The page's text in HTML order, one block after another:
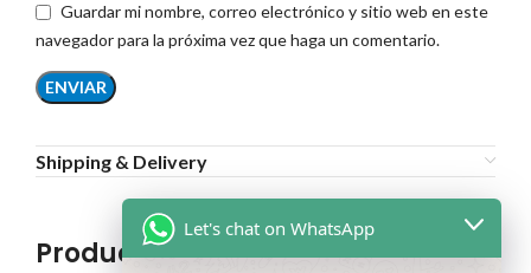
Guardar mi nombre, correo electrónico y sitio web en este
navegador para la próxima vez que haga un comentario.
Shipping & Delivery
Productos relacionados
Let's chat on WhatsApp